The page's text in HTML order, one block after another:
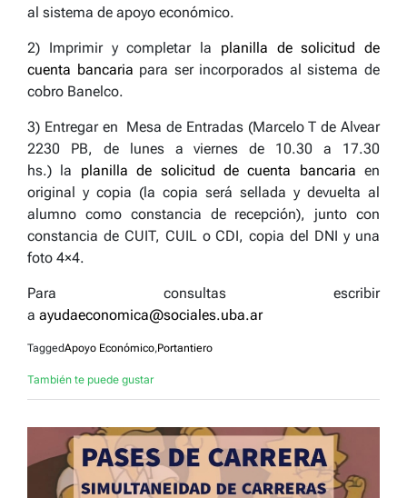
al sistema de apoyo económico.
2) Imprimir y completar la planilla de solicitud de
cuenta bancaria para ser incorporados al sistema de
cobro Banelco.
3) Entregar en Mesa de Entradas (Marcelo T de Alvear
2230 PB, de lunes a viernes de 10.30 a 17.30
hs.) la planilla de solicitud de cuenta bancaria en
original y copia (la copia será sellada y devuelta al
alumno como constancia de recepción), junto con
constancia de CUIT, CUIL o CDI, copia del DNI y una
foto 4×4.
Para consultas escribir
a ayudaeconomica@sociales.uba.ar
TaggedApoyo Económico,Portantiero
También te puede gustar